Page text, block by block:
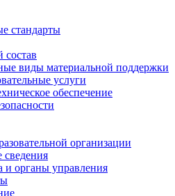
стандарты
состав
виды материальной поддержки
услуги
обеспечение
организации
и органы управления